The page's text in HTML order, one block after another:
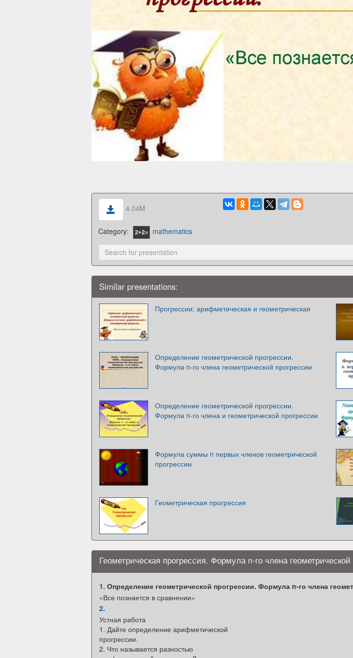
4.04M
Category: mathematics
Similar presentations:
Прогрессии: арифметическая и геометрическая
Определение геометрической прогрессии.
Формула n-го члена геометрической прогрессии
Определение геометрической прогрессии.
Формула n-го члена и геометрической прогрессии
Формула суммы n первых членов геометрической
прогрессии
Геометрическая прогрессия
Геометрическая прогрессия. Формула n-го члена геометрической
1. Определение геометрической прогрессии. Формула n-го члена
«Все познается в сравнении»
2.
Устная работа
1. Дайте определение арифметической
прогрессии.
2. Что называется разностью